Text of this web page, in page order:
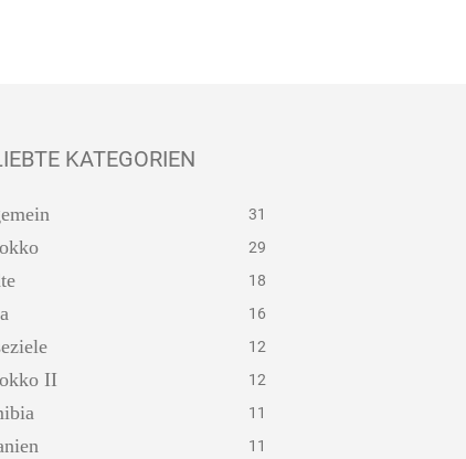
KATEGORIEN
31
29
18
16
12
II 12
11
11